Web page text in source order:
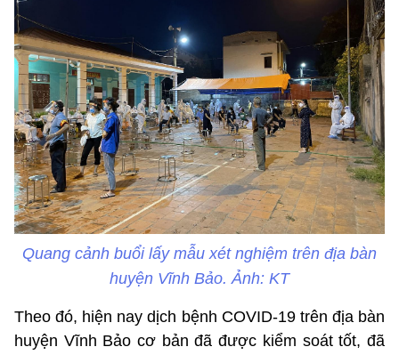
Quang cảnh buổi lấy mẫu xét nghiệm trên địa bàn
huyện Vĩnh Bảo. Ảnh: KT
Theo đó, hiện nay dịch bệnh COVID-19 trên địa bàn
huyện Vĩnh Bảo cơ bản đã được kiểm soát tốt, đã